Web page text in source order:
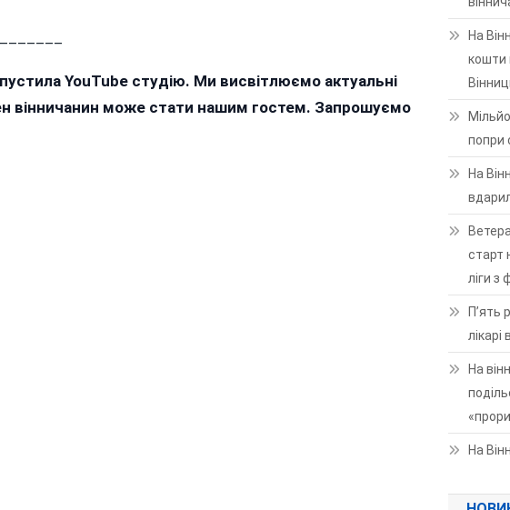
YouTube студію. Ми висвітлюємо актуальні
вінничанин може стати нашим гостем. Запрошуємо
На
кошти
попри
На
старт
ліги з
П’ять
На
На